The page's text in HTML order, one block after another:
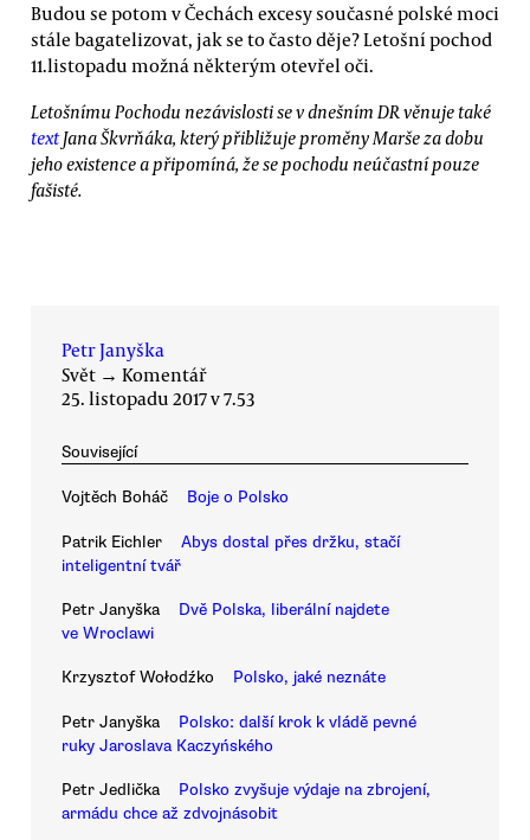
Budou se potom v Čechách excesy současné polské moci
stále bagatelizovat, jak se to často děje? Letošní pochod
11.listopadu možná některým otevřel oči.
Letošnímu Pochodu nezávislosti se v dnešním DR věnuje také
textJana Škvrňáka, který přibližuje proměny Marše za dobu
jeho existence a připomíná, že se pochodu neúčastní pouze
fašisté.
Petr Janyška
Svět → Komentář
25. listopadu 2017 v 7.53
Související
Vojtěch Boháč Boje o Polsko
Patrik Eichler
Abys dostal přes držku, stačí
inteligentní tvář
Petr Janyška
Dvě Polska, liberální najdete
ve Wroclawi
Krzysztof Wołodźko Polsko, jaké neznáte
Petr Janyška
Polsko: další krok k vládě pevné
ruky Jaroslava Kaczyńského
Petr Jedlička
Polsko zvyšuje výdaje na zbrojení,
armádu chce až zdvojnásobit